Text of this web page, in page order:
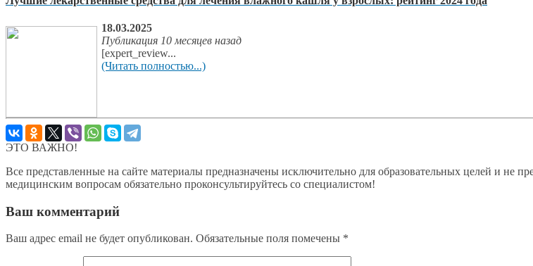
18.03.2025
Публикация 10 месяцев назад
[expert_review...
(Читать полностью...)
ЭТО ВАЖНО!
Все представленные на сайте материалы предназначены исключительно для образовательных целей и не
медицинским вопросам обязательно проконсультируйтесь со специалистом!
Ваш комментарий
Ваш адрес email не будет опубликован. Обязательные поля помечены *